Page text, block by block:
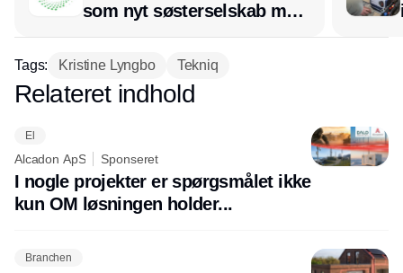
som nyt søsterselskab med
afsæt i RL Ventilation
Tags: Kristine Lyngbo Tekniq
Annonce
Relateret indhold
El
Alcadon ApS Sponseret
I nogle projekter er spørgsmålet ikke
kun OM løsningen holder...
Branchen